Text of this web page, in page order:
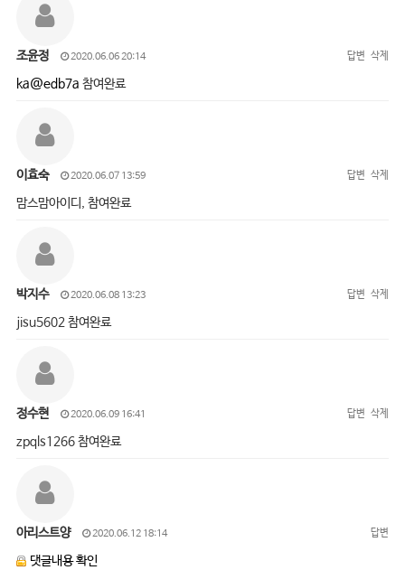
조윤정 2020.06.06 20:14 답변 삭제
ka@edb7a 참여완료
이효숙 2020.06.07 13:59 답변 삭제
맘스맘아이디, 참여완료
박지수 2020.06.08 13:23 답변 삭제
jisu5602 참여완료
정수현 2020.06.09 16:41 답변 삭제
zpqls1266 참여완료
아리스트양 2020.06.12 18:14 답변
댓글내용 확인